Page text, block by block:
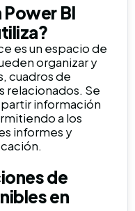
Power BI
es un espacio de
organizar y
cuadros de
relacionados. Se
información
a los
informes y
de
en